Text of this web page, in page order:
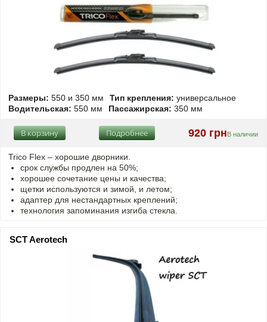
Размеры: 550 и 350 мм Тип крепления: универсальное
Водительская: 550 мм Пассажирская: 350 мм
920 грн В наличии
Подробнее
В корзину
Trico Flex – хорошие дворники.
срок службы продлен на 50%;
хорошее сочетание цены и качества;
щетки используются и зимой, и летом;
адаптер для нестандартных креплений;
технология запоминания изгиба стекла.
SCT Aerotech